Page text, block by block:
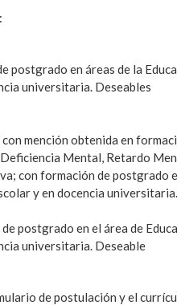
postgrado en áreas de la
universitaria. Deseables
mención obtenida en
Mental, Retardo
con formación de postgrado
y en docencia universitaria.
postgrado en el área de
universitaria. Deseable
de postulación y el